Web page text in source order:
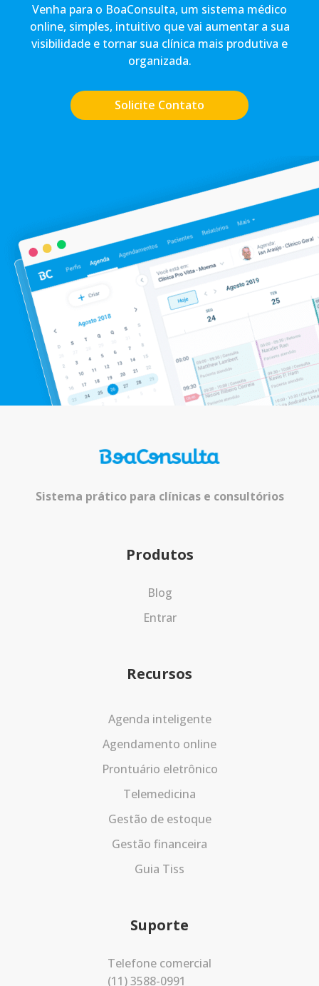
Venha para o BoaConsulta, um sistema médico
online, simples, intuitivo que vai aumentar a sua
visibilidade e tornar sua clínica mais produtiva e
organizada.
Solicite Contato
Sistema prático para clínicas e consultórios
Produtos
Blog
Entrar
Recursos
Agenda inteligente
Agendamento online
Prontuário eletrônico
Telemedicina
Gestão de estoque
Gestão financeira
Guia Tiss
Suporte
Telefone comercial
(11) 3588-0991